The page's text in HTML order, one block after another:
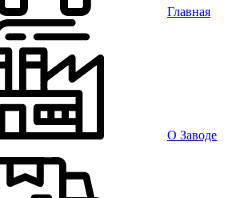
Главная
О Заводе